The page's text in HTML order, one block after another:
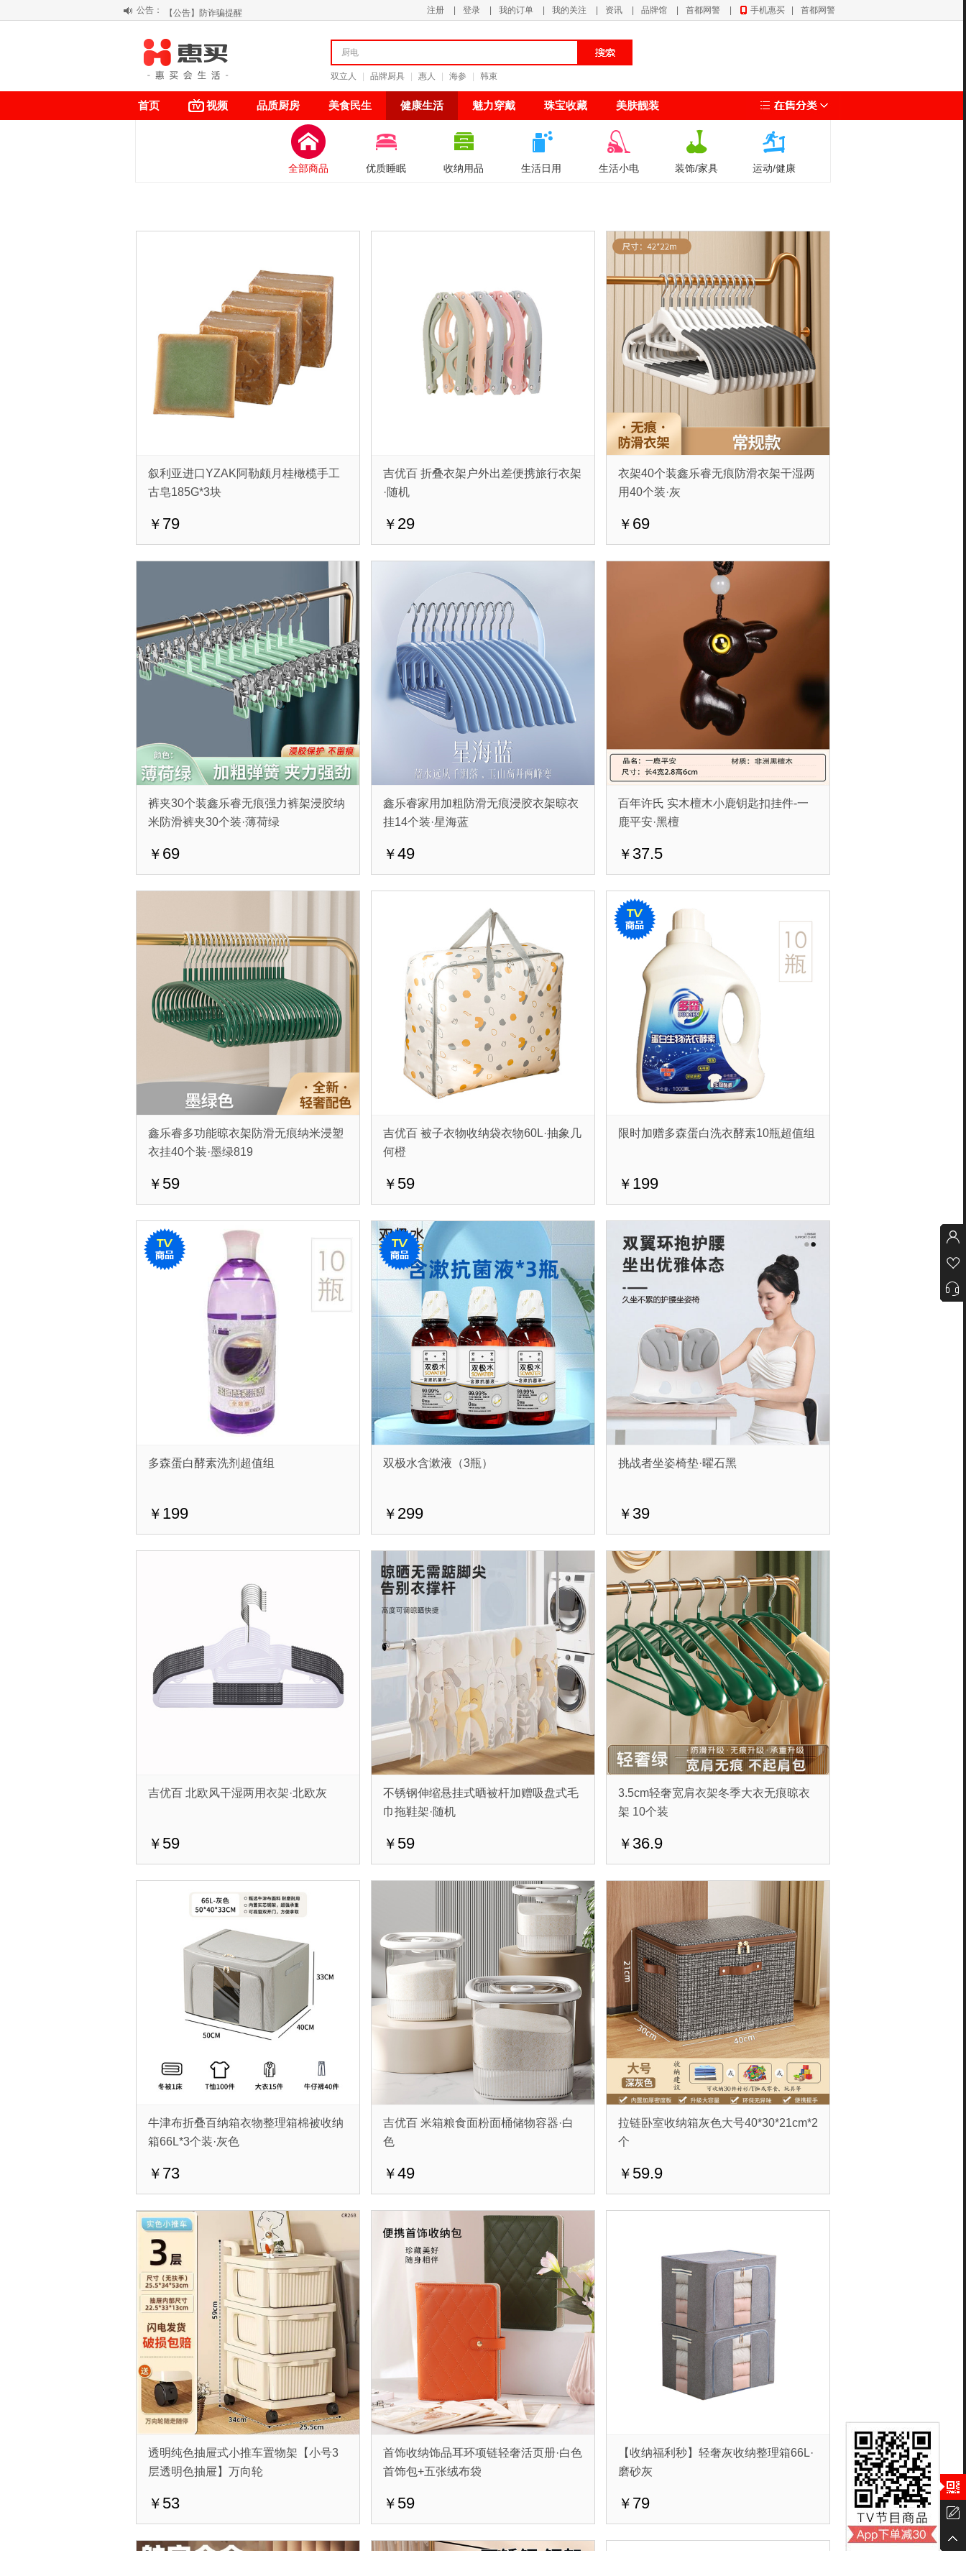
公告：
【公告】防诈骗提醒
阳春三月 惠买带你感受第一颗黄果柑的清新甘甜
关于假冒我公司“惠买小程序“的声明
注册 登录 我的订单 我的关注 资讯 品牌馆 首都网警 手机惠买 首都网警
双立人 品牌厨具 惠人 海参 韩束
首页 视频 品质厨房 美食民生 健康生活 魅力穿戴 珠宝收藏 美肤靓装
所有商品分类
全部商品 优质睡眠 收纳用品 生活日用 生活小电 装饰/家具 运动/健康
叙利亚进口YZAK阿勒颇月桂橄榄手工
古皂185G*3块
￥ 79
吉优百 折叠衣架户外出差便携旅行衣架
·随机
￥ 29
衣架40个装鑫乐睿无痕防滑衣架干湿两
用40个装·灰
￥ 69
裤夹30个装鑫乐睿无痕强力裤架浸胶纳
米防滑裤夹30个装·薄荷绿
￥ 69
鑫乐睿家用加粗防滑无痕浸胶衣架晾衣
挂14个装·星海蓝
￥49
百年许氏 实木檀木小鹿钥匙扣挂件-一
鹿平安·黑檀
￥ 37.5
鑫乐睿多功能晾衣架防滑无痕纳米浸塑
衣挂40个装·墨绿819
￥ 59
吉优百 被子衣物收纳袋衣物60L·抽象几
何橙
￥ 59
限时加赠多森蛋白洗衣酵素10瓶超值组
￥ 199
多森蛋白酵素洗剂超值组
￥ 199
双极水含漱液（3瓶）
￥ 299
挑战者坐姿椅垫·曜石黑
￥ 39
吉优百 北欧风干湿两用衣架·北欧灰
￥ 59
不锈钢伸缩悬挂式晒被杆加赠吸盘式毛
巾拖鞋架·随机
￥ 59
3.5cm轻奢宽肩衣架冬季大衣无痕晾衣
架 10个装
￥ 36.9
牛津布折叠百纳箱衣物整理箱棉被收纳
箱66L*3个装·灰色
￥ 73
吉优百 米箱粮食面粉面桶储物容器·白
色
￥49
拉链卧室收纳箱灰色大号40*30*21cm*2
个
￥ 59.9
透明纯色抽屉式小推车置物架【小号3
层透明色抽屉】万向轮
￥ 53
首饰收纳饰品耳环项链轻奢活页册·白色
首饰包+五张绒布袋
￥ 59
【收纳福利秒】轻奢灰收纳整理箱66L·
磨砂灰
￥ 79